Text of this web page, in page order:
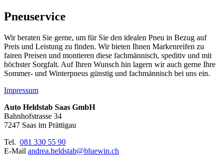
Pneuservice
Wir beraten Sie gerne, um für Sie den idealen Pneu in Bezug auf
Preis und Leistung zu finden. Wir bieten Ihnen Markenreifen zu
fairen Preisen und montieren diese fachmännisch, speditiv und mit
höchster Sorgfalt. Auf Ihren Wunsch hin lagern wir auch gerne Ihre
Sommer- und Winterpneus günstig und fachmännisch bei uns ein.
Impressum
Auto Heldstab Saas GmbH
Bahnhofstrasse 34
7247 Saas im Prättigau
Tel. 081 330 55 90
E-Mail andrea.heldstab@bluewin.ch